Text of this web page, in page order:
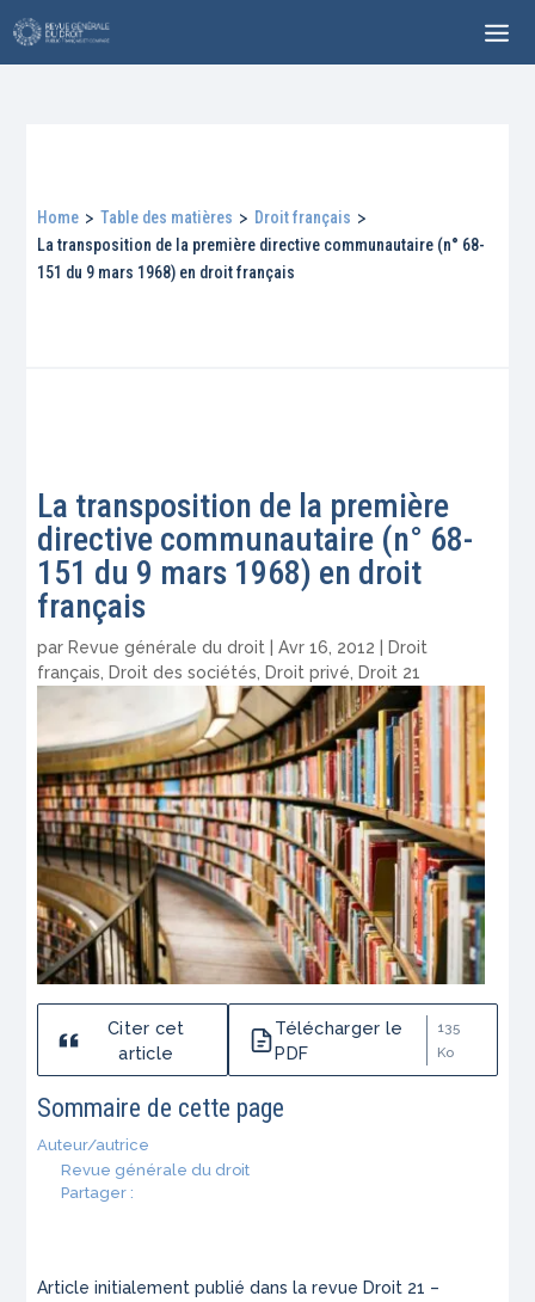
Home > Table des matières > Droit français >
La transposition de la première directive communautaire (n° 68-
151 du 9 mars 1968) en droit français
La transposition de la première
directive communautaire (n° 68-
151 du 9 mars 1968) en droit
français
par Revue générale du droit |Avr 16, 2012
Droit
français
Droit des sociétés Droit privé Droit 21
Citer cet
article
Télécharger le
PDF
135
Ko
Sommaire de cette page
Auteur/autrice
Revue générale du droit
Partager :
Article initialement publié dans la revue Droit 21 –